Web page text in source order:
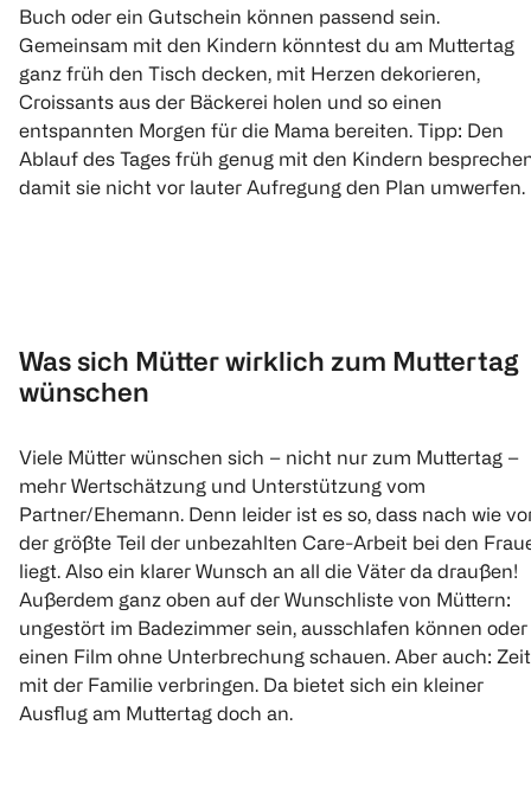
Buch oder ein Gutschein können passend sein.
Gemeinsam mit den Kindern könntest du am Muttertag
ganz früh den Tisch decken, mit Herzen dekorieren,
Croissants aus der Bäckerei holen und so einen
entspannten Morgen für die Mama bereiten. Tipp: Den
Ablauf des Tages früh genug mit den Kindern
damit sie nicht vor lauter Aufregung den Plan umwerfen.
Was sich Mütter wirklich zum Muttertag
wünschen
Viele Mütter wünschen sich – nicht nur zum Muttertag –
mehr Wertschätzung und Unterstützung vom
Partner/Ehemann. Denn leider ist es so, dass nach wie
der größte Teil der unbezahlten Care-Arbeit bei den
liegt. Also ein klarer Wunsch an all die Väter da draußen!
Außerdem ganz oben auf der Wunschliste von Müttern:
ungestört im Badezimmer sein, ausschlafen können oder
einen Film ohne Unterbrechung schauen. Aber auch: Zeit
mit der Familie verbringen. Da bietet sich ein kleiner
Ausflug am Muttertag doch an.